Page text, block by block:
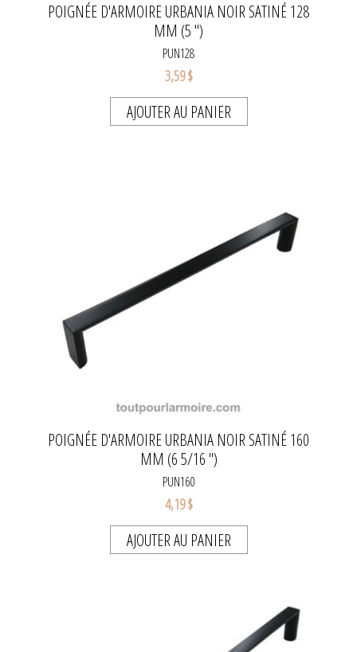
POIGNÉE D'ARMOIRE URBANIA NOIR SATINÉ 128
MM (5 ")
PUN128
3,59 $
AJOUTER AU PANIER
POIGNÉE D'ARMOIRE URBANIA NOIR SATINÉ 160
MM (6 5/16 ")
PUN160
4,19 $
AJOUTER AU PANIER